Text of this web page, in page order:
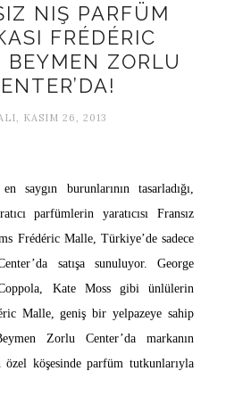
NIŞ PARFÜM
FRÉDÉRIC
BEYMEN ZORLU
KASIM 26, 2013
burunlarının tasarladığı,
parfümlerin yaratıcısı Fransız
Frédéric Malle, Türkiye’de sadece
satışa sunuluyor. George
Kate Moss gibi ünlülerin
Malle, geniş bir yelpazeye sahip
Zorlu Center’da markanın
özel köşesinde parfüm tutkunlarıyla